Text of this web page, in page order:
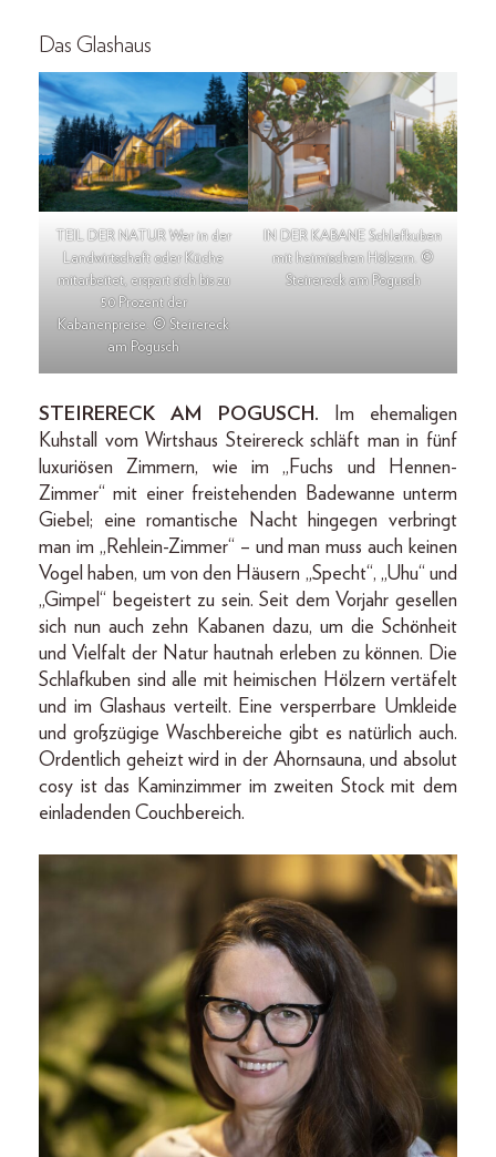
Das Glashaus
TEIL DER NATUR Wer in der
Landwirtschaft oder Küche
mitarbeitet, erspart sich bis zu
50 Prozent der
Kabanenpreise. © Steirereck
am Pogusch
IN DER KABANE Schlafkuben
mit heimischen Hölzern. ©
Steirereck am Pogusch
STEIRERECK AM POGUSCH. Im ehemaligen
Kuhstall vom Wirtshaus Steirereck schläft man in fünf
luxuriösen Zimmern, wie im „Fuchs und Hennen-
Zimmer“ mit einer freistehenden Badewanne unterm
Giebel; eine romantische Nacht hingegen verbringt
man im „Rehlein-Zimmer“ – und man muss auch keinen
Vogel haben, um von den Häusern „Specht“, „Uhu“ und
„Gimpel“ begeistert zu sein. Seit dem Vorjahr gesellen
sich nun auch zehn Kabanen dazu, um die Schönheit
und Vielfalt der Natur hautnah erleben zu können. Die
Schlafkuben sind alle mit heimischen Hölzern vertäfelt
und im Glashaus verteilt. Eine versperrbare Umkleide
und großzügige Waschbereiche gibt es natürlich auch.
Ordentlich geheizt wird in der Ahornsauna, und absolut
cosy ist das Kaminzimmer im zweiten Stock mit dem
einladenden Couchbereich.